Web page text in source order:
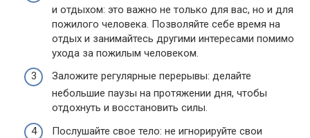
и отдыхом: это важно не только для вас, но и для
пожилого человека. Позволяйте себе время на
отдых и занимайтесь другими интересами помимо
ухода за пожилым человеком.
Заложите регулярные перерывы: делайте
небольшие паузы на протяжении дня, чтобы
отдохнуть и восстановить силы.
Послушайте свое тело: не игнорируйте свои